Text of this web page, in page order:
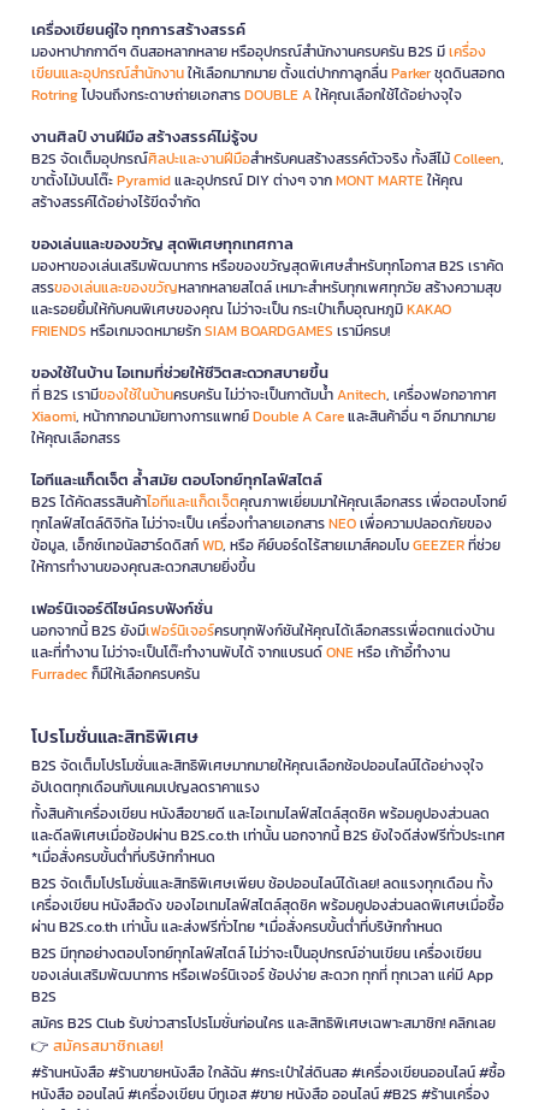
เครื่องเขียนคู่ใจ ทุกการสร้างสรรค์
มองหาปากกาดีๆ ดินสอหลากหลาย หรืออุปกรณ์สำนักงานครบครัน B2S มีเครื่อง
เขียนและอุปกรณ์สำนักงานให้เลือกมากมาย ตั้งแต่ปากกาลูกลื่นParkerชุดดินสอกด
Rotringไปจนถึงกระดาษถ่ายเอกสารDOUBLE Aให้คุณเลือกใช้ได้อย่างจุใจ
งานศิลป์ งานฝีมือ สร้างสรรค์ไม่รู้จบ
B2S จัดเต็มอุปกรณ์ศิลปะและงานฝีมือสำหรับคนสร้างสรรค์ตัวจริง ทั้งสีไม้Colleen,
ขาตั้งไม้บนโต๊ะPyramidและอุปกรณ์ DIY ต่างๆ จากMONT MARTEให้คุณ
สร้างสรรค์ได้อย่างไร้ขีดจำกัด
ของเล่นและของขวัญ สุดพิเศษทุกเทศกาล
มองหาของเล่นเสริมพัฒนาการ หรือของขวัญสุดพิเศษสำหรับทุกโอกาส B2S เราคัด
สรรของเล่นและของขวัญหลากหลายสไตล์ เหมาะสำหรับทุกเพศทุกวัย สร้างความสุข
และรอยยิ้มให้กับคนพิเศษของคุณ ไม่ว่าจะเป็น กระเป๋าเก็บอุณหภูมิKAKAO
FRIENDS หรือเกมจดหมายรักSIAM BOARDGAMES เรามีครบ!
ของใช้ในบ้าน ไอเทมที่ช่วยให้ชีวิตสะดวกสบายขึ้น
ที่ B2S เรามีของใช้ในบ้านครบครัน ไม่ว่าจะเป็นกาต้มน้ำAnitech, เครื่องฟอกอากาศ
Xiaomi, หน้ากากอนามัยทางการแพทย์Double A Careและสินค้าอื่น ๆ อีกมากมาย
ให้คุณเลือกสรร
ไอทีและแก็ดเจ็ต ล้ำสมัย ตอบโจทย์ทุกไลฟ์สไตล์
B2S ได้คัดสรรสินค้าไอทีและแก็ดเจ็ตคุณภาพเยี่ยมมาให้คุณเลือกสรร เพื่อตอบโจทย์
ทุกไลฟ์สไตล์ดิจิทัล ไม่ว่าจะเป็น เครื่องทำลายเอกสารNEOเพื่อความปลอดภัยของ
ข้อมูล, เอ็กซ์เทอนัลฮาร์ดดิสก์WD, หรือ คีย์บอร์ดไร้สายเมาส์คอมโบGEEZERที่ช่วย
ให้การทำงานของคุณสะดวกสบายยิ่งขึ้น
เฟอร์นิเจอร์ดีไซน์ครบฟังก์ชั่น
นอกจากนี้ B2S ยังมีเฟอร์นิเจอร์ครบทุกฟังก์ชันให้คุณได้เลือกสรรเพื่อตกแต่งบ้าน
และที่ทำงาน ไม่ว่าจะเป็นโต๊ะทำงานพับได้ จากแบรนด์ONEหรือ เก้าอี้ทำงาน
Furradecก็มีให้เลือกครบครัน
โปรโมชั่นและสิทธิพิเศษ
B2S จัดเต็มโปรโมชั่นและสิทธิพิเศษมากมายให้คุณเลือกช้อปออนไลน์ได้อย่างจุใจ
อัปเดตทุกเดือนกับแคมเปญลดราคาแรง
ทั้งสินค้าเครื่องเขียน หนังสือขายดี และไอเทมไลฟ์สไตล์สุดชิค พร้อมคูปองส่วนลด
และดีลพิเศษเมื่อช้อปผ่าน B2S.co.th เท่านั้น นอกจากนี้ B2S ยังใจดีส่งฟรีทั่วประเทศ
*เมื่อสั่งครบขั้นต่ำที่บริษัทกำหนด
B2S จัดเต็มโปรโมชั่นและสิทธิพิเศษเพียบ ช้อปออนไลน์ได้เลย! ลดแรงทุกเดือน ทั้ง
เครื่องเขียน หนังสือดัง ของไอเทมไลฟ์สไตล์สุดชิค พร้อมคูปองส่วนลดพิเศษเมื่อซื้อ
ผ่าน B2S.co.th เท่านั้น และส่งฟรีทั่วไทย *เมื่อสั่งครบขั้นต่ำที่บริษัทกำหนด
B2S มีทุกอย่างตอบโจทย์ทุกไลฟ์สไตล์ ไม่ว่าจะเป็นอุปกรณ์อ่านเขียน เครื่องเขียน
ของเล่นเสริมพัฒนาการ หรือเฟอร์นิเจอร์ ช้อปง่าย สะดวก ทุกที่ ทุกเวลา แค่มี App
B2S
สมัคร B2S Club รับข่าวสารโปรโมชั่นก่อนใคร และสิทธิพิเศษเฉพาะสมาชิก! คลิกเลย
👉 สมัครสมาชิกเลย!
#ร้านหนังสือ #ร้านขายหนังสือ ใกล้ฉัน #กระเป๋าใส่ดินสอ #เครื่องเขียนออนไลน์ #ซื้อ
หนังสือ ออนไลน์ #เครื่องเขียน บีทูเอส #ขาย หนังสือ ออนไลน์ #B2S #ร้านเครื่อง